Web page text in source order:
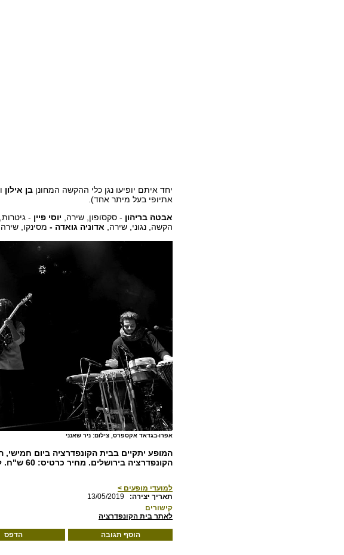
יחד איתם יופיעו נגן כלי ההקשה המחונן בן אילון ו
אתיופי בעל מיתר אחד).
אבטה בריהון - סקסופון, שירה, יוסי פיין - גיטרות,
הקשה, נגוני, שירה, אדוניה גואדה - מסינקו, שירה.
אפרו-בגדאד אקספרס, צילום: ניר שאנני
הקונפדרציה בירושלים. מחיר כרטיס: 60 ש"ח. להזמנת כרטיסים: 6226*
למועדי מופעים >
13/05/2019
:תאריך יצירה
קישורים
לאתר בית הקונפדרציה
הדפס הוסף תגובה